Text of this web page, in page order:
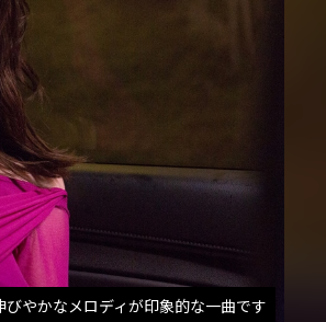
やかなメロディが印象的な一曲です